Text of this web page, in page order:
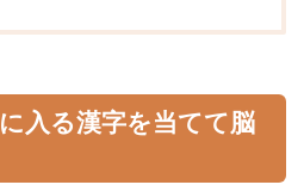
入る漢字を当てて脳